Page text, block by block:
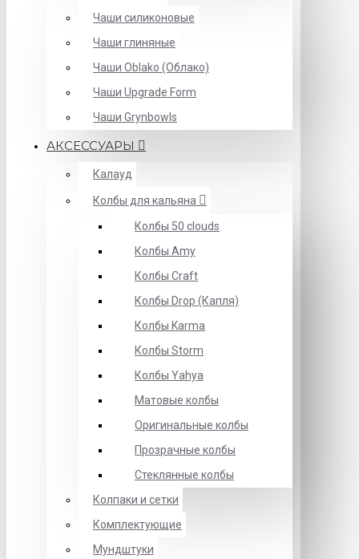
Чаши силиконовые
Чаши глиняные
Чаши Oblako (Облако)
Чаши Upgrade Form
Чаши Grynbowls
АКСЕССУАРЫ
Калауд
Колбы для кальяна
Колбы 50 clouds
Колбы Amy
Колбы Craft
Колбы Drop (Капля)
Колбы Karma
Колбы Storm
Колбы Yahya
Матовые колбы
Оригинальные колбы
Прозрачные колбы
Стеклянные колбы
Колпаки и сетки
Комплектующие
Мундштуки